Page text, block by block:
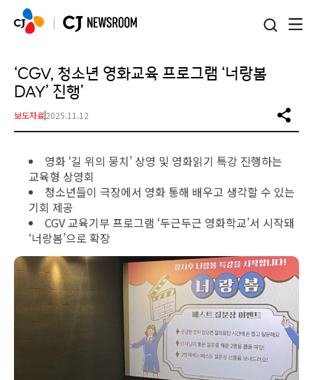
‘CGV, 청소년 영화교육 프로그램 ‘너랑봄
DAY’ 진행’
보도자료2025.11.12
영화 ‘길 위의 뭉치’ 상영 및 영화읽기 특강 진행하는
교육형 상영회
청소년들이 극장에서 영화 통해 배우고 생각할 수 있는
기회 제공
CGV 교육기부 프로그램 ‘두근두근 영화학교’서 시작돼
‘너랑봄’으로 확장